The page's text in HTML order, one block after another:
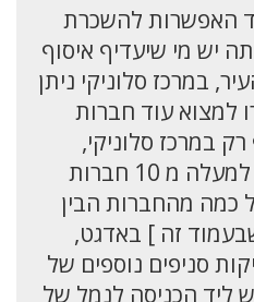
האפשרות להשכרת
יש מי שיעדיף איסוף
במרכז סלוניקי ניתן
למצוא עוד חברות
במרכז סלוניקי,
ביניהן ניתן למצוא עוד למעלה מ 10 חברות
כמה מהחברות הבין
זה ] באדגט,
סניפים נוספים של
ליד הכניסה לנמל של